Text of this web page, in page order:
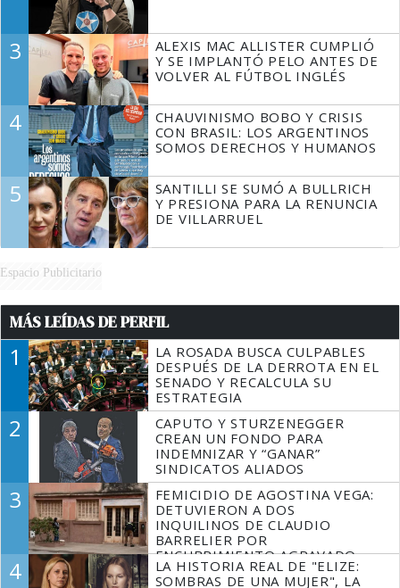
3
ALEXIS MAC ALLISTER CUMPLIÓ
Y SE IMPLANTÓ PELO ANTES DE
VOLVER AL FÚTBOL INGLÉS
4
CHAUVINISMO BOBO Y CRISIS
CON BRASIL: LOS ARGENTINOS
SOMOS DERECHOS Y HUMANOS
5
SANTILLI SE SUMÓ A BULLRICH
Y PRESIONA PARA LA RENUNCIA
DE VILLARRUEL
Espacio Publicitario
MÁS LEÍDAS DE PERFIL
1
LA ROSADA BUSCA CULPABLES
DESPUÉS DE LA DERROTA EN EL
SENADO Y RECALCULA SU
ESTRATEGIA
2
CAPUTO Y STURZENEGGER
CREAN UN FONDO PARA
INDEMNIZAR Y “GANAR”
SINDICATOS ALIADOS
3
FEMICIDIO DE AGOSTINA VEGA:
DETUVIERON A DOS
INQUILINOS DE CLAUDIO
BARRELIER POR
ENCUBRIMIENTO AGRAVADO
4
LA HISTORIA REAL DE "ELIZE:
SOMBRAS DE UNA MUJER", LA